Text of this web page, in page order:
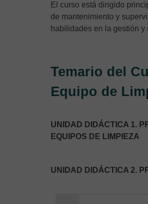
El curso está dirigido
de mantenimiento y
habilidades en la gestión
Temario del
Equipo de
UNIDAD DIDÁCTICA 1.
EQUIPOS DE LIMPIEZA
UNIDAD DIDÁCTICA 2.